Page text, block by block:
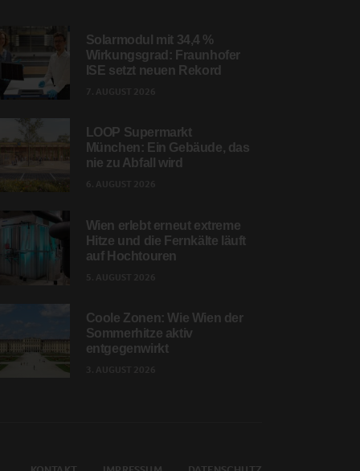
Solarmodul mit 34,4 %
Wirkungsgrad: Fraunhofer
ISE setzt neuen Rekord
LOOP Supermarkt
München: Ein Gebäude, das
nie zu Abfall wird
Wien erlebt erneut extreme
Hitze und die Fernkälte läuft
auf Hochtouren
Coole Zonen: Wie Wien der
Sommerhitze aktiv
entgegenwirkt